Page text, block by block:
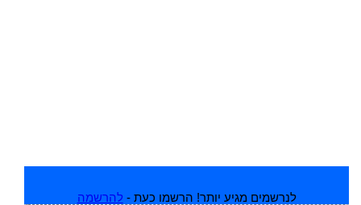
לנרשמים מגיע יותר! הרשמו כעת - להרשמה